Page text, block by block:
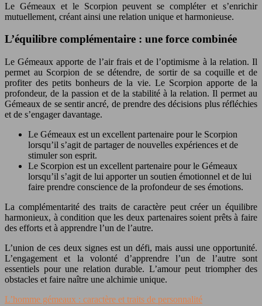
Le Gémeaux et le Scorpion peuvent se compléter et s’enrichir
mutuellement, créant ainsi une relation unique et harmonieuse.
L’équilibre complémentaire : une force combinée
Le Gémeaux apporte de l’air frais et de l’optimisme à la relation. Il
permet au Scorpion de se détendre, de sortir de sa coquille et de
profiter des petits bonheurs de la vie. Le Scorpion apporte de la
profondeur, de la passion et de la stabilité à la relation. Il permet au
Gémeaux de se sentir ancré, de prendre des décisions plus réfléchies
et de s’engager davantage.
Le Gémeaux est un excellent partenaire pour le Scorpion
lorsqu’il s’agit de partager de nouvelles expériences et de
stimuler son esprit.
Le Scorpion est un excellent partenaire pour le Gémeaux
lorsqu’il s’agit de lui apporter un soutien émotionnel et de lui
faire prendre conscience de la profondeur de ses émotions.
La complémentarité des traits de caractère peut créer un équilibre
harmonieux, à condition que les deux partenaires soient prêts à faire
des efforts et à apprendre l’un de l’autre.
L’union de ces deux signes est un défi, mais aussi une opportunité.
L’engagement et la volonté d’apprendre l’un de l’autre sont
essentiels pour une relation durable. L’amour peut triompher des
obstacles et faire naître une alchimie unique.
L’homme gémeaux : caractère et traits de personnalité